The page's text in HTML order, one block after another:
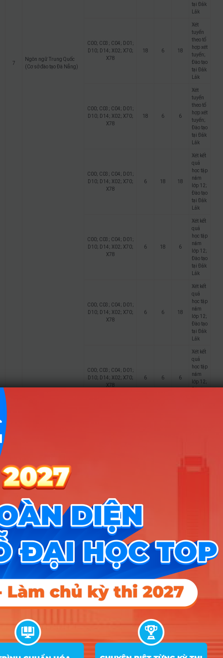
7
Ngôn ngữ Trung Quốc
(Cơ sở đào tạo Đà Nẵng)
tại Đắk
Lắk
C00; C03; C04; D01;
D10; D14; X02; X70;
X78
18 6 18
Xét
tuyển
theo tổ
hợp xét
tuyển;
Đào tạo
tại Đắk
Lắk
C00; C03; C04; D01;
D10; D14; X02; X70;
X78
18 6 6
Xét
tuyển
theo tổ
hợp xét
tuyển;
Đào tạo
tại Đắk
Lắk
C00; C03; C04; D01;
D10; D14; X02; X70;
X78
6 18 18
Xét kết
quả
học tập
năm
lớp 12;
Đào tạo
tại Đắk
Lắk
C00; C03; C04; D01;
D10; D14; X02; X70;
X78
6 18 6
Xét kết
quả
học tập
năm
lớp 12;
Đào tạo
tại Đắk
Lắk
C00; C03; C04; D01;
D10; D14; X02; X70;
X78
6 6 18
Xét kết
quả
học tập
năm
lớp 12;
Đào tạo
tại Đắk
Lắk
C00; C03; C04; D01;
D10; D14; X02; X70;
X78
6 6 6
Xét kết
quả
học tập
năm
lớp 12;
Đào tạo
Ngôn ngữ Nhật (Cơ sở
đào tạo Đà Nẵng)
X78
C00; C03; C04; D01;
D10; D14; X02; X70;
X78
hợp xét
tuyển
X78
Xét
theo tổ
hợp xét
tuyển
18 18